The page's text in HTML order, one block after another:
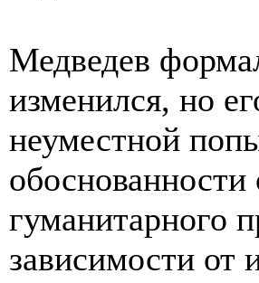
Медведев
изменился, но
неуместной
гуманитарного
зависимости от